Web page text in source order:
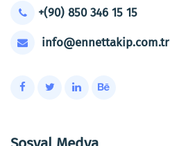
+(90) 850 346 15 15
info@ennettakip.com.tr